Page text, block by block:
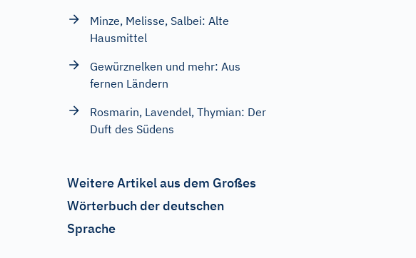
Minze, Melisse, Salbei: Alte
Hausmittel
Gewürznelken und mehr: Aus
fernen Ländern
Rosmarin, Lavendel, Thymian: Der
Duft des Südens
Weitere Artikel aus dem Großes
Wörterbuch der deutschen
Sprache